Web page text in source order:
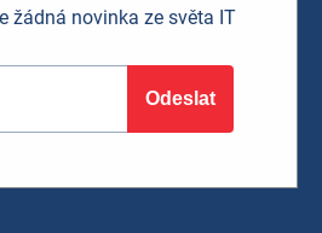
žádná novinka ze světa IT